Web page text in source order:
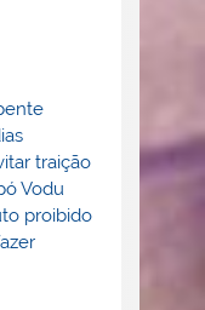
traição
Vodu
proibido